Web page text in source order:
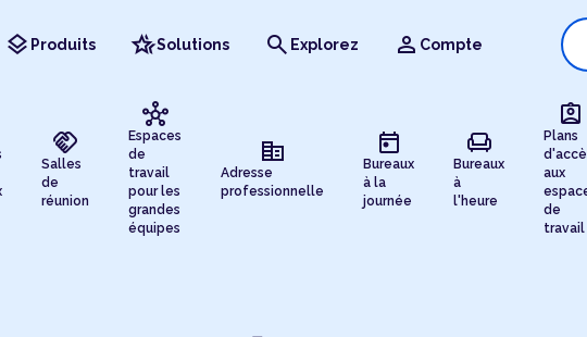
layers Produits hotel_classSolutions search Explorez person Compte
handshake
Salles
de
réunion
hub
Espaces
de
travail
pour les
grandes
équipes
corporate_fare
Adresse
professionnelle
today
Bureaux
à la
journée
chair
Bureaux
à
l'heure
assignment_ind
Plans
aux
de
travail